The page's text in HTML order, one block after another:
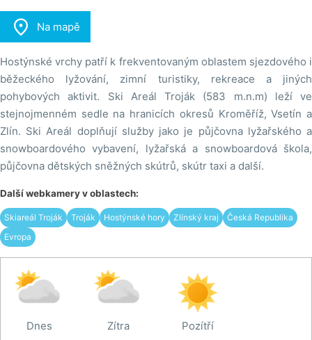
 Na mapě
Hostýnské vrchy patří k frekventovaným oblastem sjezdového i
běžeckého lyžování, zimní turistiky, rekreace a jiných
pohybových aktivit. Ski Areál Troják (583 m.n.m) leží ve
stejnojmenném sedle na hranicích okresů Kroměříž, Vsetín a
Zlín. Ski Areál doplňují služby jako je půjčovna lyžařského a
snowboardového vybavení, lyžařská a snowboardová škola,
půjčovna dětských sněžných skútrů, skútr taxi a další.
Další webkamery v oblastech:
Skiareál Troják Troják Hostýnské hory Zlínský kraj
Česká Republika
Evropa
Dnes Zítra Pozítří